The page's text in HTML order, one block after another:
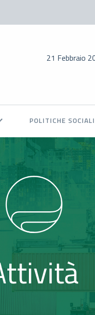
21 Febbraio 2025 |
POLITICHE SOCIALI